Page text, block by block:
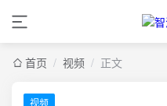
首页 / 视频 / 正文
视频